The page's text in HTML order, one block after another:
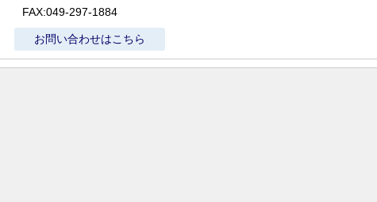
FAX:049-297-1884
お問い合わせはこちら